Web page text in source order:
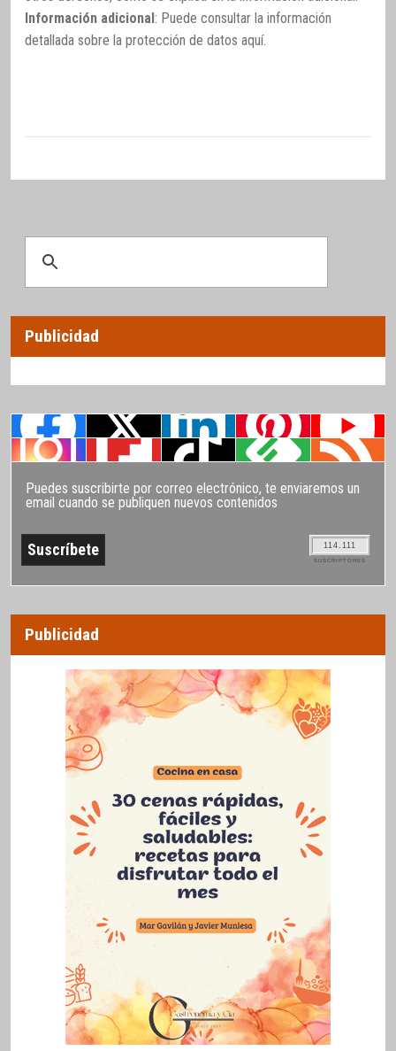
Información adicional: Puede consultar la información
detallada sobre la protección de datos aquí.
Publicidad
Puedes suscribirte por correo electrónico, te enviaremos un
email cuando se publiquen nuevos contenidos
114.111
SUSCRIPTORES
Publicidad